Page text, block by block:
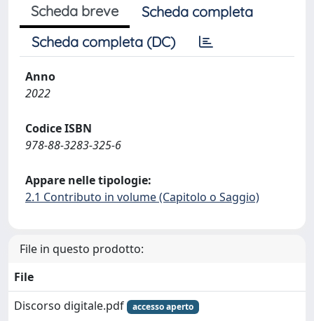
Scheda breve
Scheda completa
Scheda completa (DC)
Anno
2022
Codice ISBN
978-88-3283-325-6
Appare nelle tipologie:
2.1 Contributo in volume (Capitolo o Saggio)
File in questo prodotto:
File
Discorso digitale.pdf
accesso aperto